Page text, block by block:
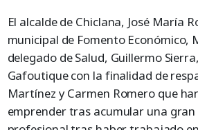
El alcalde de Chiclana, José María
municipal de Fomento Económico,
delegado de Salud, Guillermo
Gafoutique con la finalidad de
Martínez y Carmen Romero que
emprender tras acumular una gran